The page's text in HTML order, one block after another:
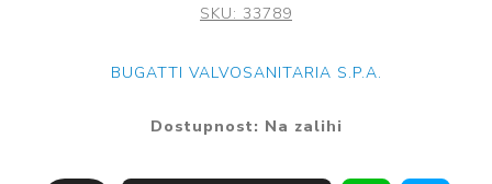
SKU: 33789
BUGATTI VALVOSANITARIA S.P.A.
Dostupnost: Na zalihi